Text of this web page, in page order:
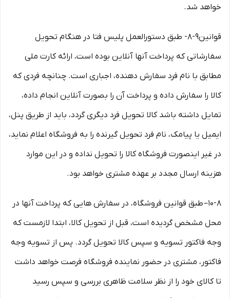
خواهد شد.
قوانین۹-۸- طبق دستورالعمل پلیس فتا در هنگام تحویل
سفارشاتی که پرداخت آنها آنلاین بوده است، ارائه کارت ملی
مطابق با نام فرد سفارش دهنده، اجباری است. چنانچه فردی که
کالا را سفارش داده و پرداخت آن را بصورت آنلاین انجام داده،
تمایل داشته باشد کالا تحویل فرد دیگری گردد، باید از طریق پنل،
ایمیل یا پیامک، نام فرد تحویل گیرنده را به فروشگاه اعلام نماید،
در غیر اینصورت فروشگاه کالا را تحویل نداده و در این موارد
هزینه ارسال مجدد بر عهده مشتری خواهد بود.
۱۰-۸– طبق قوانین فروشگاه، در سفارش هایی که پرداخت آنها در
محل مشخص گردیده است، قبل از تحویل کالا، ابتدا لازمست که
وجه فاکتور تسویه و سپس کالا تحویل گردد. پس از تسویه وجه
فاکتور، مشتری در حضور نماینده فروشگاه فرصت خواهد داشت
تا کالای خود را از نظر سلامت ظاهری بررسی و سپس رسید